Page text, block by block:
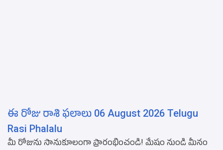
ఈ రోజు రాశి ఫలాలు 06 August 2026 Telugu
Rasi Phalalu
మీ రోజును సానుకూలంగా ప్రారంభించండి! మేషం నుండి మీనం